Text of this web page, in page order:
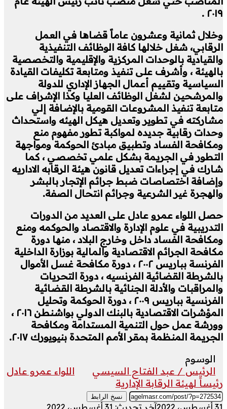
٢٠١٩ .
وخلال ثمانية وعشرون عاماً قضاها في العمل
الرقابي، شغل خلالها كافة الوظائف التنفيذية
والقيادية بالوحدات المركزية والإقليمية والتخصصية
بالهيئة ، وأشرف على تنفيذ ومتابعة تكليفات القيادة
السياسية وتقييم أعمال الجهاز الإداري للدولة
والمرشحين لشغل الوظائف العليا وكذا الإشراف على
متابعة تنفيذ المشروعات القومية بالإضافة إلي
مشاركته في تطوير وتعديل هيكل الهيئه واستحداث
وحدات رقابية جديده لمواكبة تطور مفهوم منع
ومكافحة الفساد وتطبيق مبادئ الحوكمة ومواجهة
التطور في الجريمة بشكل علمي تخصصي ، كما
شارك في إجراءات تعديل قانون هيئة الرقابه الاداريه
وإضافة اختصاصات ضبط جرائم الإتجار بالبشر
والهجرة غير الشرعية وجرائم انتحال الصفة.
حصل اللواء عمرو عادل على العديد من الدورات
التدريبية في علوم الإدارة والاقتصاد والحوكمه ومنع
ومكافحة الفساد داخل وخارج البلاد ، منها دورة
مكافحة الجرائم الاقتصادية والمالية بوزارة الداخلية
الفرنسة بباريس ٢٠٠٢ ، دورة مكافحة غسل الأموال
بالشرطة القضائية الفرنسيه ، دورة التحريات
والمراقبات والأدلة الجنائية بالشرطة القضائية
الفرنسية بباريس ٢٠٠٩ ، دورة الحوكمة وتحليل
المؤشرات الاقتصادية بالبنك الدولي بواشنطن ٢٠١٦ ،
وورشة عمل حول التنمية المستدامة ومكافحة
الجريمة المنظمة بمقر الأمم المتحدة بنيويورك ٢٠١٧.
الوسوم
الرئيس / عبد الفتاح السيسي
اللواء عمرو عادل
رئيساً لهيئة الرقابة الإدارية
نسخ الرابط
31 أغسطس، 2022 آخر تحديث: 31 أغسطس، 2022